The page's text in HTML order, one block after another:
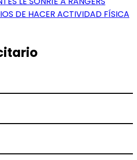
DE HACER ACTIVIDAD FÍSICA